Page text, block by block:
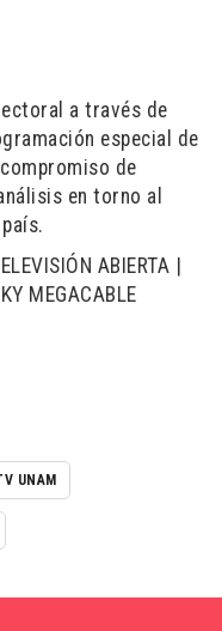
a través de
especial de
de
en torno al
ABIERTA |
MEGACABLE
UNAM